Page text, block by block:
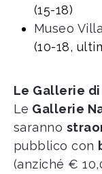
(15-18)
Museo
(10-18,
Le Gallerie
Le Gallerie
saranno
pubblico con
(anziché €